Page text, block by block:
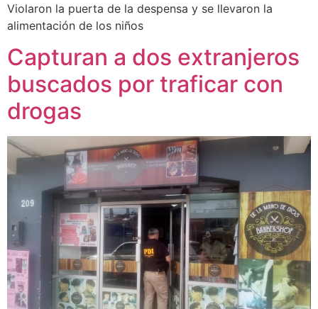
Violaron la puerta de la despensa y se llevaron la
alimentación de los niños
Capturan a dos extranjeros
buscados por traficar con
drogas